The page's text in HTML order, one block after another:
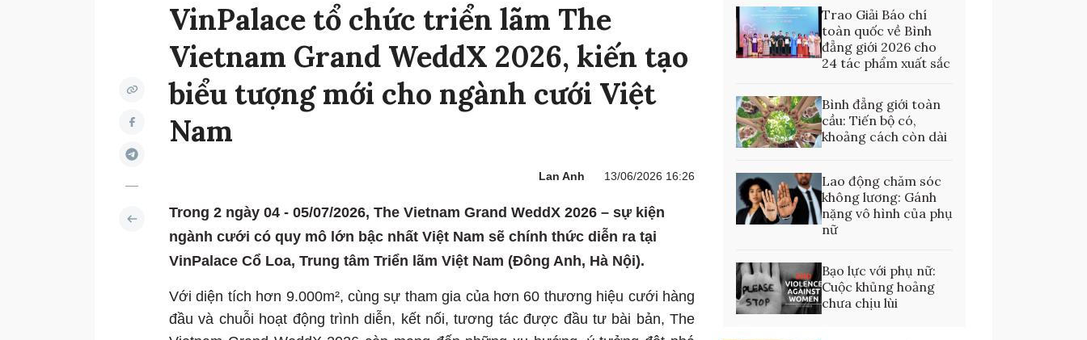
VinPalace tổ chức triển lãm The
Vietnam Grand WeddX 2026, kiến tạo
biểu tượng mới cho ngành cưới Việt
Nam
Lan Anh 13/06/2026 16:26
Trong 2 ngày 04 - 05/07/2026, The Vietnam Grand WeddX 2026 – sự kiện
ngành cưới có quy mô lớn bậc nhất Việt Nam sẽ chính thức diễn ra tại
VinPalace Cổ Loa, Trung tâm Triển lãm Việt Nam (Đông Anh, Hà Nội).
Với diện tích hơn 9.000m², cùng sự tham gia của hơn 60 thương hiệu cưới hàng
đầu và chuỗi hoạt động trình diễn, kết nối, tương tác được đầu tư bài bản, The
Trao Giải Báo chí
toàn quốc về Bình
đẳng giới 2026 cho
24 tác phẩm xuất sắc
Bình đẳng giới toàn
cầu: Tiến bộ có,
khoảng cách còn dài
Lao động chăm sóc
không lương: Gánh
nặng vô hình của phụ
nữ
Bạo lực với phụ nữ:
Cuộc khủng hoảng
chưa chịu lùi